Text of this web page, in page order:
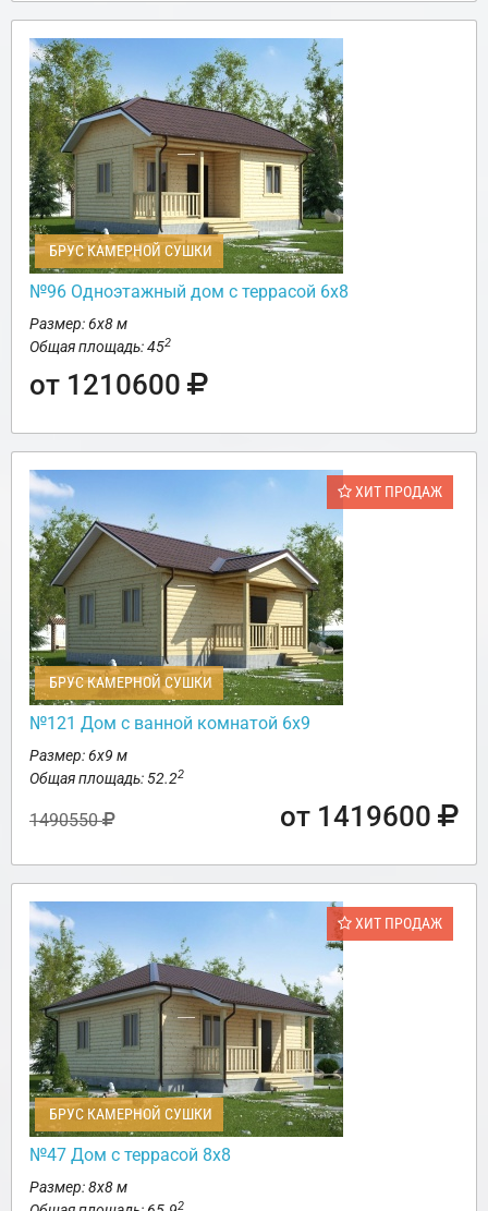
БРУС КАМЕРНОЙ СУШКИ
№96 Одноэтажный дом с террасой 6х8
Размер: 6х8 м
Общая площадь: 452
от 1210600
ХИТ ПРОДАЖ
БРУС КАМЕРНОЙ СУШКИ
№121 Дом с ванной комнатой 6х9
Размер: 6х9 м
Общая площадь: 52.22
1490550 от 1419600
ХИТ ПРОДАЖ
БРУС КАМЕРНОЙ СУШКИ
№47 Дом с террасой 8х8
Размер: 8х8 м
2